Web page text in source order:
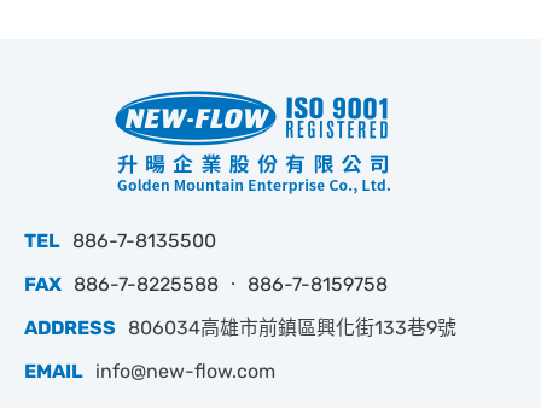
TEL 886-7-8135500
FAX 886-7-8225588 ‧ 886-7-8159758
ADDRESS
806034高雄市前鎮區興化街133巷9號
EMAIL info@new-flow.com